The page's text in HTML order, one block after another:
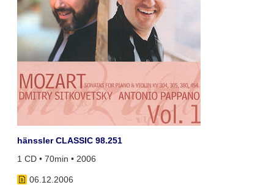
hänssler CLASSIC 98.251
1 CD • 70min • 2006
06.12.2006